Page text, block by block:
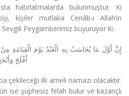
hatırlatmalarda bulunmuştur. Ki
kişiler mutlaka Cenâb-ı Allah’ın
Peygamberimiz buyuruyor ki:
إِنَّ أَوَّلَ مَا يُحَاسَبُ بِهِ الْعَبْدُ يَوْمَ الْقِيَامَةِ
أَفْلَحَ
çekileceği ilk ameli namazı olacaktır.
ise şüphesiz felah bulur ve kazançlı